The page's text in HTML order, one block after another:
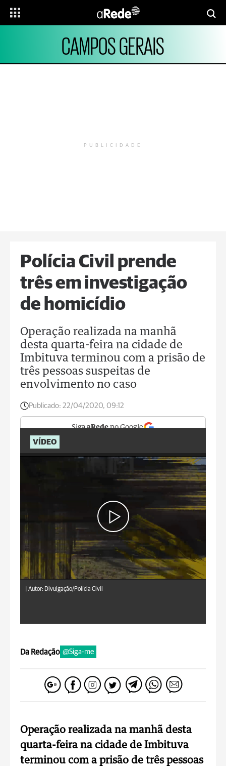
CAMPOS GERAIS
PUBLICIDADE
Polícia Civil prende
três em investigação
de homicídio
Operação realizada na manhã
desta quarta-feira na cidade de
Imbituva terminou com a prisão de
três pessoas suspeitas de
envolvimento no caso
Publicado: 22/04/2020, 09:12
SigaaRedeno Google
VÍDEO
Autor: Divulgação/Polícia Civil
Da Redação @Siga-me
Operação realizada na manhã desta
quarta-feira na cidade de Imbituva
terminou com a prisão de três pessoas